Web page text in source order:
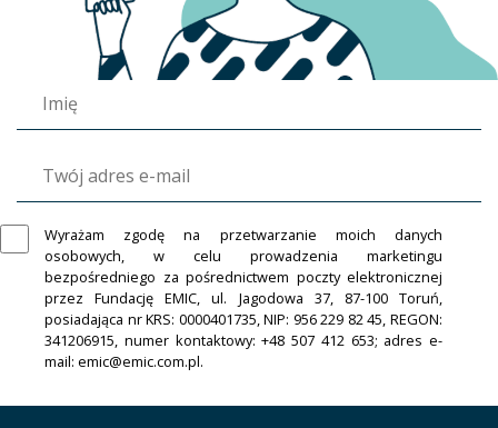
Wyrażam zgodę na przetwarzanie moich danych
osobowych, w celu prowadzenia marketingu
bezpośredniego za pośrednictwem poczty elektronicznej
przez Fundację EMIC, ul. Jagodowa 37, 87-100 Toruń,
posiadająca nr KRS: 0000401735, NIP: 956 229 82 45, REGON:
341206915, numer kontaktowy: +48 507 412 653; adres e-
mail: emic@emic.com.pl.